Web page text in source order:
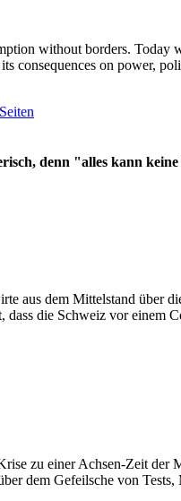
without borders. Today
consequences on power,
denn "alles kann
aus dem Mittelstand über
die Schweiz vor einem
zu einer Achsen-Zeit der
dem Gefeilsche von Tests,